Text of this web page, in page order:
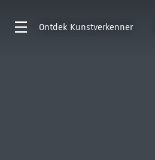
Ontdek Kunstverkenner